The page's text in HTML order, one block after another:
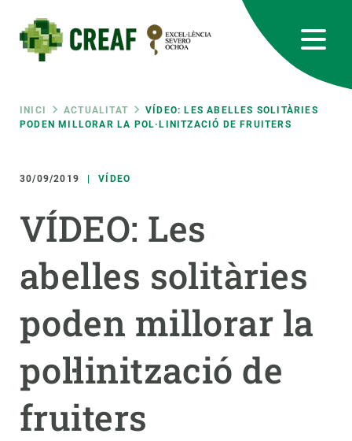
contingut
Fil
d'ariadna
INICI ACTUALITAT
VÍDEO: LES ABELLES SOLITÀRIES
PODEN MILLORAR LA POL·LINITZACIÓ DE FRUITERS
30/09/2019 VÍDEO
VÍDEO: Les
abelles solitàries
poden millorar la
pol·linització de
fruiters
RRSS
responsive
Responsive
menu
SOBRE NOSALTRES
RECERCA
CIÈNCIA EN ACCIÓ
PARTICIPA
NOTÍCIES I AGENDA